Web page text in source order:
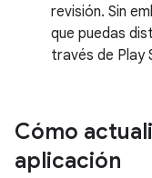
revisión. Sin
que puedas
través de Play
Cómo
aplicación